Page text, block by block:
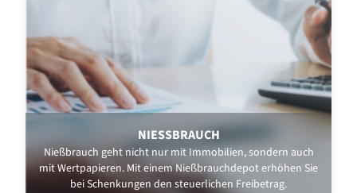
NIESSBRAUCH
Nießbrauch geht nicht nur mit Immobilien, sondern auch
mit Wertpapieren. Mit einem Nießbrauchdepot erhöhen Sie
bei Schenkungen den steuerlichen Freibetrag.